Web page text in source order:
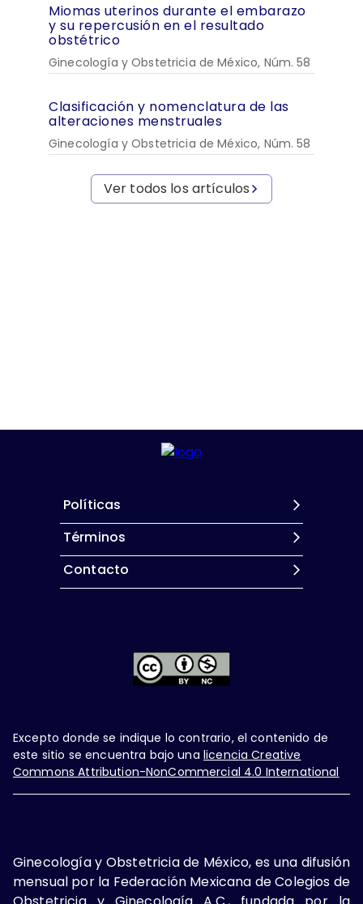
Miomas uterinos durante el embarazo
y su repercusión en el resultado
obstétrico
Ginecología y Obstetricia de México, Núm. 58
Clasificación y nomenclatura de las
alteraciones menstruales
Ginecología y Obstetricia de México, Núm. 58
Ver todos los artículos
Políticas
Términos
Contacto
Excepto donde se indique lo contrario, el contenido de
este sitio se encuentra bajo una licencia Creative
Commons Attribution-NonCommercial 4.0 International
Ginecología y Obstetricia de México, es una difusión
mensual por la Federación Mexicana de Colegios de